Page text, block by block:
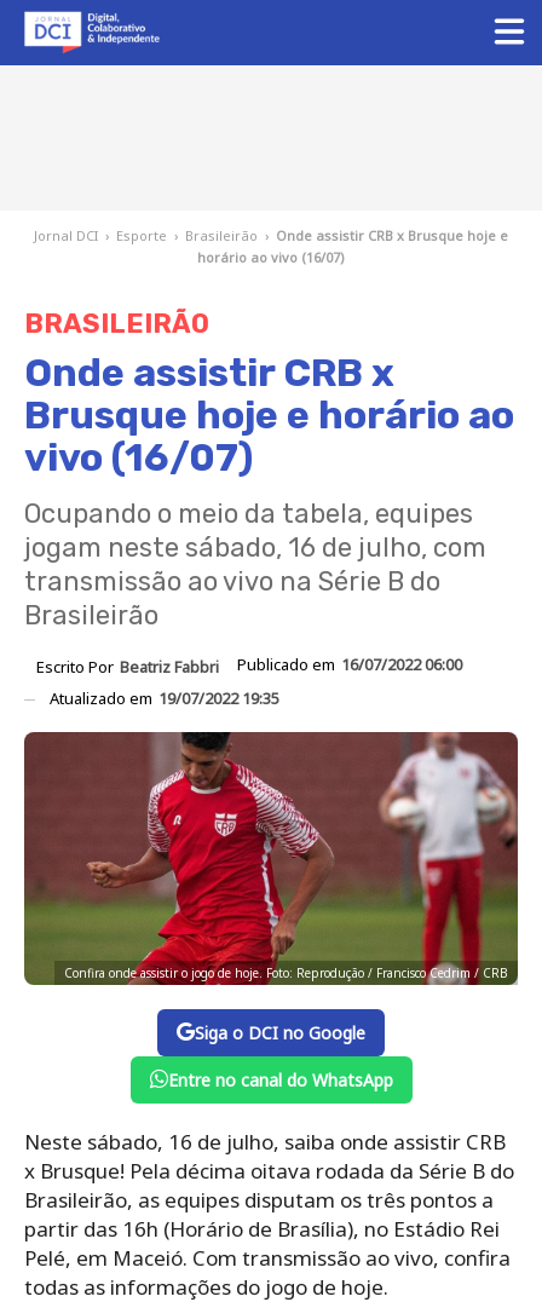
Jornal DCI › Esporte › Brasileirão › Onde assistir CRB x Brusque hoje e
horário ao vivo (16/07)
BRASILEIRÃO
Onde assistir CRB x
Brusque hoje e horário ao
vivo (16/07)
Ocupando o meio da tabela, equipes
jogam neste sábado, 16 de julho, com
transmissão ao vivo na Série B do
Brasileirão
Escrito Por Beatriz Fabbri Publicado em 16/07/2022 06:00
Atualizado em 19/07/2022 19:35
Confira onde assistir o jogo de hoje. Foto: Reprodução / Francisco Cedrim / CRB
Siga o DCI no Google
Entre no canal do WhatsApp
Neste sábado, 16 de julho, saiba onde assistir CRB
x Brusque! Pela décima oitava rodada da Série B do
Brasileirão, as equipes disputam os três pontos a
partir das 16h (Horário de Brasília), no Estádio Rei
Pelé, em Maceió. Com transmissão ao vivo, confira
todas as informações do jogo de hoje.